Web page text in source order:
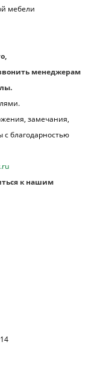
мебели
менеджерам
замечания,
благодарностью
к нашим